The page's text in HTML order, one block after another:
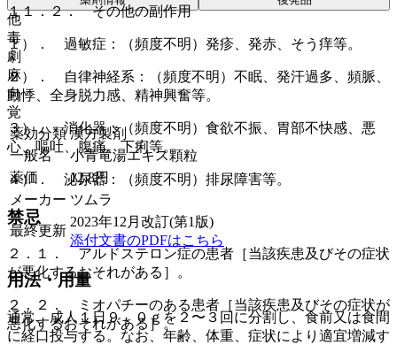
１１．２． その他の副作用
１）． 過敏症：（頻度不明）発疹、発赤、そう痒等。
２）． 自律神経系：（頻度不明）不眠、発汗過多、頻脈、
動悸、全身脱力感、精神興奮等。
３）． 消化器：（頻度不明）食欲不振、胃部不快感、悪
心、嘔吐、腹痛、下痢等。
４）． 泌尿器：（頻度不明）排尿障害等。
禁忌
２．１． アルドステロン症の患者［当該疾患及びその症状
が悪化するおそれがある］。
２．２． ミオパチーのある患者［当該疾患及びその症状が
悪化するおそれがある］。
他
毒
劇
麻
向
覚
薬効分類 漢方製剤
一般名
小青竜湯エキス顆粒
薬価
12.8円
メーカー ツムラ
最終更新
2023年12月改訂(第1版)
添付文書のPDFはこちら
用法・用量
通常、成人１日９．０ｇを２〜３回に分割し、食前又は食間
に経口投与する。なお、年齢、体重、症状により適宜増減す